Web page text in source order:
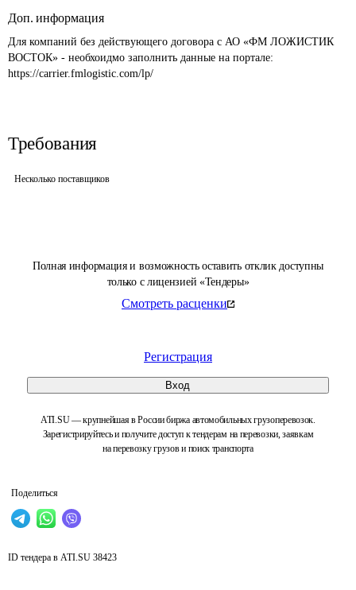
Полная информация и возможность оставить отклик доступны
только с лицензией «Тендеры»
Смотреть расценки
Регистрация
Вход
ATI.SU — крупнейшая в России биржа автомобильных грузоперевозок.
Зарегистрируйтесь и получите доступ к тендерам на перевозки, заявкам
на перевозку грузов и поиск транспорта
Поделиться
Доп. информация
Для компаний без действующего договора с АО «ФМ ЛОЖИСТИК
ВОСТОК» - необхоидмо заполнить данные на портале:
https://carrier.fmlogistic.com/lp/
Требования
Несколько поставщиков
ID тендера в ATI.SU 38423